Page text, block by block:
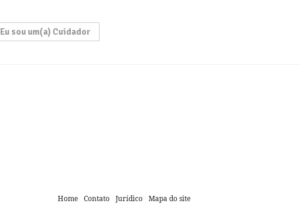
Eu sou um(a) Cuidador
Mapa do site
Jurídico
Contato
Home